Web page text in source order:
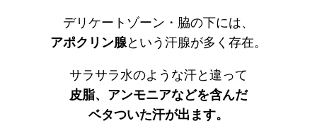
デリケートゾーン・脇の下には、
アポクリン腺という汗腺が多く存在。
サラサラ水のような汗と違って
皮脂、アンモニアなどを含んだ
ベタついた汗が出ます。